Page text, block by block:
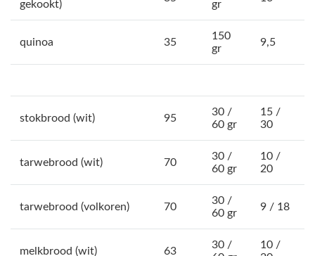
gekookt)
gr
quinoa 35
150
gr
9,5
stokbrood (wit) 95
30 /
60 gr
15 /
30
tarwebrood (wit) 70
30 /
60 gr
10 /
20
tarwebrood (volkoren) 70
30 /
60 gr
9 / 18
melkbrood (wit) 63
30 /
10 /